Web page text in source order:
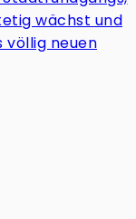
wächst und
völlig neuen